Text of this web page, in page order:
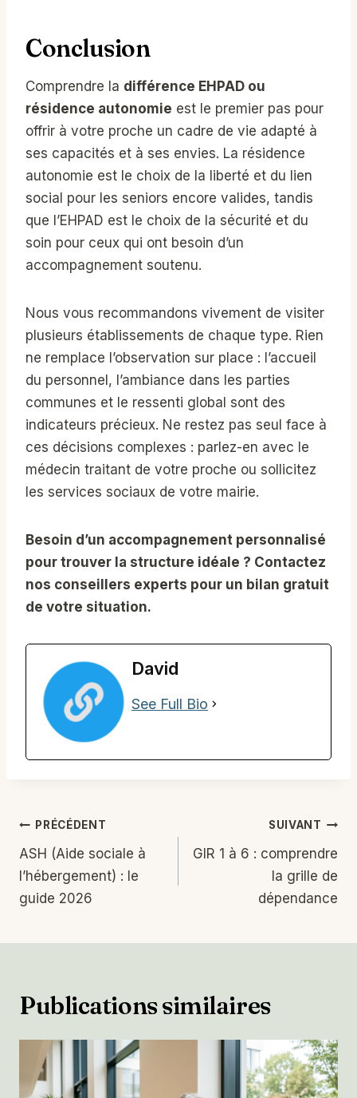
Conclusion
Comprendre la différence EHPAD ou
résidence autonomie est le premier pas pour
offrir à votre proche un cadre de vie adapté à
ses capacités et à ses envies. La résidence
autonomie est le choix de la liberté et du lien
social pour les seniors encore valides, tandis
que l’EHPAD est le choix de la sécurité et du
soin pour ceux qui ont besoin d’un
accompagnement soutenu.
Nous vous recommandons vivement de visiter
plusieurs établissements de chaque type. Rien
ne remplace l’observation sur place : l’accueil
du personnel, l’ambiance dans les parties
communes et le ressenti global sont des
indicateurs précieux. Ne restez pas seul face à
ces décisions complexes : parlez-en avec le
médecin traitant de votre proche ou sollicitez
les services sociaux de votre mairie.
Besoin d’un accompagnement personnalisé
pour trouver la structure idéale ? Contactez
nos conseillers experts pour un bilan gratuit
de votre situation.
David
See Full Bio
Navigation
de
l’article
PRÉCÉDENT
ASH (Aide sociale à
l’hébergement) : le
guide 2026
SUIVANT
GIR 1 à 6 : comprendre
la grille de
dépendance
Publications similaires